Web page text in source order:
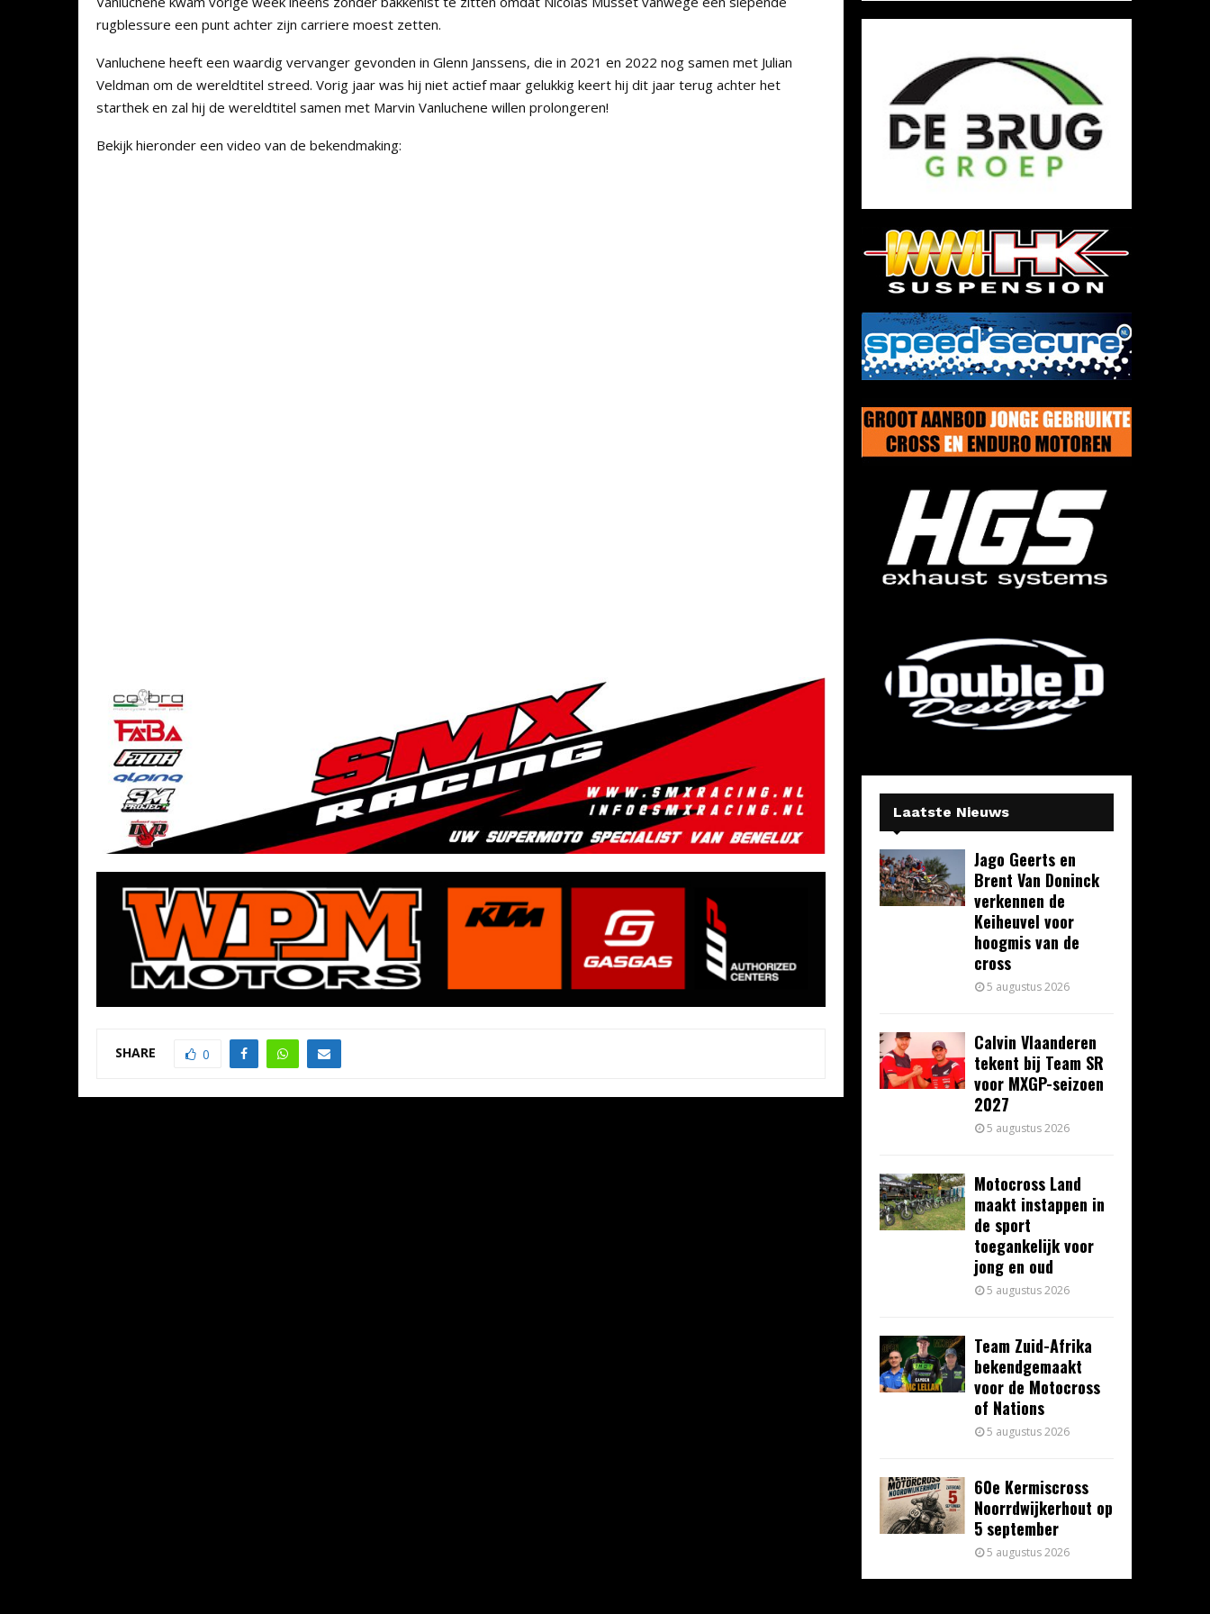
rugblessure een punt achter zijn carriere moest zetten.
Vanluchene heeft een waardig vervanger gevonden in Glenn Janssens, die in 2021 en 2022 nog samen met Julian
Veldman om de wereldtitel streed. Vorig jaar was hij niet actief maar gelukkig keert hij dit jaar terug achter het
starthek en zal hij de wereldtitel samen met Marvin Vanluchene willen prolongeren!
Bekijk hieronder een video van de bekendmaking:
SHARE 0
Laatste Nieuws
Jago Geerts en
Brent Van Doninck
verkennen de
Keiheuvel voor
hoogmis van de
cross
5 augustus 2026
Calvin Vlaanderen
tekent bij Team SR
voor MXGP-seizoen
2027
5 augustus 2026
Motocross Land
maakt instappen in
de sport
toegankelijk voor
jong en oud
5 augustus 2026
Team Zuid-Afrika
bekendgemaakt
voor de Motocross
of Nations
5 augustus 2026
60e Kermiscross
Noorrdwijkerhout op
5 september
5 augustus 2026